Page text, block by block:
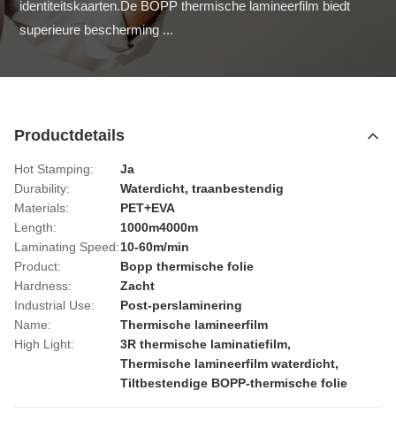
identiteitskaarten.De BOPP thermische lamineerfilm biedt
superieure bescherming ...
Productdetails
Hot Stamping:
Ja
Durability:
Waterdicht, traanbestendig
Materials:
PET+EVA
Length:
1000m4000m
Laminating Speed:10-60m/min
Product:
Bopp thermische folie
Hardness:
Zacht
Industrial Use:
Post-perslaminering
Name:
Thermische lamineerfilm
High Light:
3R thermische laminatiefilm,
Thermische lamineerfilm waterdicht,
Tiltbestendige BOPP-thermische folie